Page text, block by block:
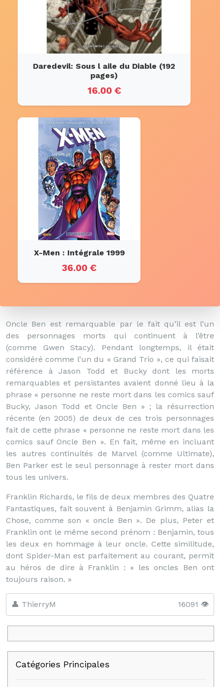
Daredevil: Sous l aile du Diable (192
pages)
16.00 €
X-Men : Intégrale 1999
36.00 €
Oncle Ben est remarquable par le fait qu’il est l’un
des personnages morts qui continuent à l’être
(comme Gwen Stacy). Pendant longtemps, il était
considéré comme l’un du « Grand Trio », ce qui faisait
référence à Jason Todd et Bucky dont les morts
remarquables et persistantes avaient donné lieu à la
phrase « personne ne reste mort dans les comics sauf
Bucky, Jason Todd et Oncle Ben » ; la résurrection
récente (en 2005) de deux de ces trois personnages
fait de cette phrase « personne ne reste mort dans les
comics sauf Oncle Ben ». En fait, même en incluant
les autres continuités de Marvel (comme Ultimate),
Ben Parker est le seul personnage à rester mort dans
tous les univers.
Franklin Richards, le fils de deux membres des Quatre
Fantastiques, fait souvent à Benjamin Grimm, alias la
Chose, comme son « oncle Ben ». De plus, Peter et
Franklin ont le même second prénom : Benjamin, tous
les deux en hommage à leur oncle. Cette similitude,
dont Spider-Man est parfaitement au courant, permit
au héros de dire à Franklin : « les oncles Ben ont
toujours raison. »
👤 ThierryM 16091 👁️
Catégories Principales